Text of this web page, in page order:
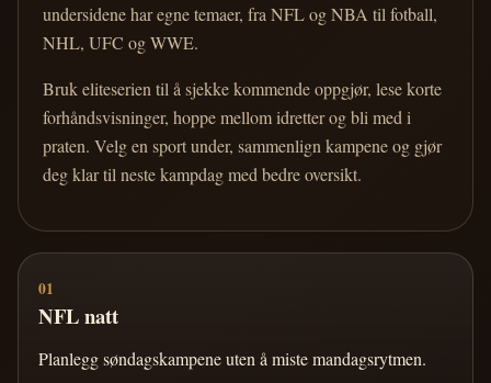
undersidene har egne temaer, fra NFL og NBA til fotball,
NHL, UFC og WWE.
Bruk eliteserien til å sjekke kommende oppgjør, lese korte
forhåndsvisninger, hoppe mellom idretter og bli med i
praten. Velg en sport under, sammenlign kampene og gjør
deg klar til neste kampdag med bedre oversikt.
01
NFL natt
Planlegg søndagskampene uten å miste mandagsrytmen.